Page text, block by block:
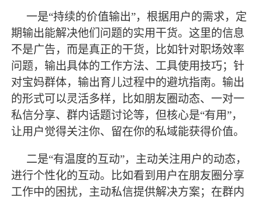
一是“持续的价值输出”，根据用户的需求，定
期输出能解决他们问题的实用干货。这里的信息
不是广告，而是真正的干货，比如针对职场效率
问题，输出具体的工作方法、工具使用技巧；针
对宝妈群体，输出育儿过程中的避坑指南。输出
的形式可以灵活多样，比如朋友圈动态、一对一
私信分享、群内话题讨论等，但核心是“有用”，
让用户觉得关注你、留在你的私域能获得价值。
二是“有温度的互动”，主动关注用户的动态，
进行个性化的互动。比如看到用户在朋友圈分享
工作中的困扰，主动私信提供解决方案；在群内